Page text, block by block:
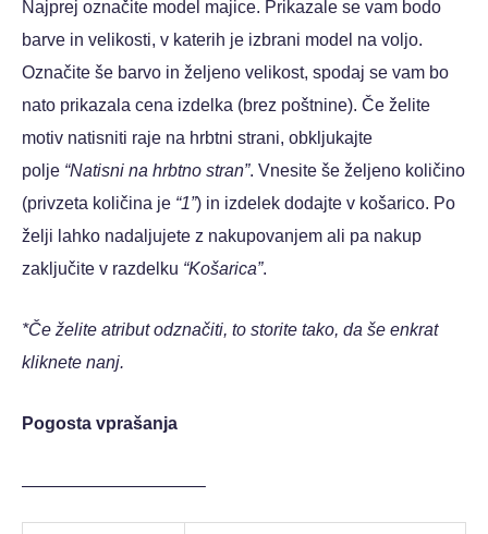
Najprej označite model majice. Prikazale se vam bodo
barve in velikosti, v katerih je izbrani model na voljo.
Označite še barvo in željeno velikost, spodaj se vam bo
nato prikazala cena izdelka (brez poštnine). Če želite
motiv natisniti raje na hrbtni strani, obkljukajte
polje “Natisni na hrbtno stran”. Vnesite še željeno količino
(privzeta količina je “1”) in izdelek dodajte v košarico. Po
želji lahko nadaljujete z nakupovanjem ali pa nakup
zaključite v razdelku “Košarica”.
*Če želite atribut odznačiti, to storite tako, da še enkrat
kliknete nanj.
Pogosta vprašanja
——————————–